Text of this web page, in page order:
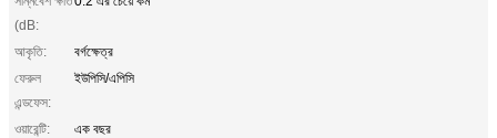
(dB:
আকৃতি:
বর্গক্ষেত্র
ফেরুল
এন্ডফেস:
ইউপিসি/এপিসি
ওয়ারেন্টি:
এক বছর